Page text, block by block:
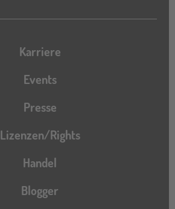
Karriere
Events
Presse
Lizenzen/Rights
Handel
Blogger